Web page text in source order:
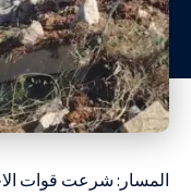
المسار: شرعت قوات